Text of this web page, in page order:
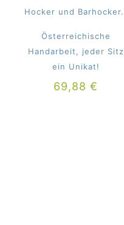
Hocker und Barhocker.
Österreichische
Handarbeit, jeder Sitz
ein Unikat!
69,88€